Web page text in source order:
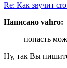
Re: Как звучит
Написано vahro:
попасть
Ну, так Вы